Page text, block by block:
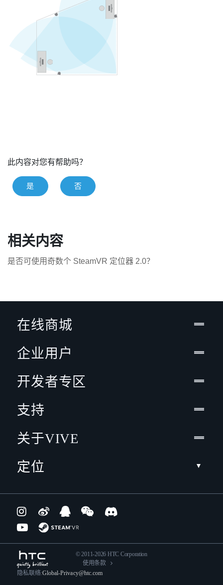
此内容对您有帮助吗？
是 否
相关内容
是否可使用奇数个 SteamVR 定位器 2.0？
在线商城
企业用户
开发者专区
支持
关于VIVE
定位
© 2011-2026 HTC Corporation
使用条款
隐私联络:Global-Privacy@htc.com